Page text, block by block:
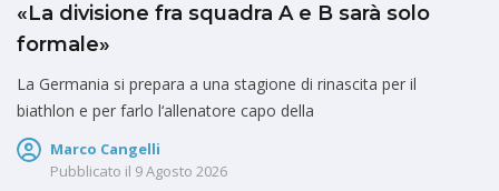
«La divisione fra squadra A e B sarà solo
formale»
La Germania si prepara a una stagione di rinascita per il
biathlon e per farlo l‘allenatore capo della
Marco Cangelli
Pubblicato il 9 Agosto 2026